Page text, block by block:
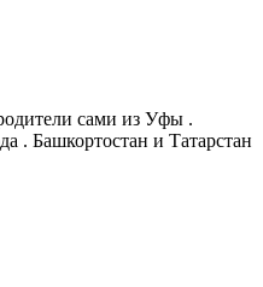
сами из Уфы .
. Башкортостан и Татарстан